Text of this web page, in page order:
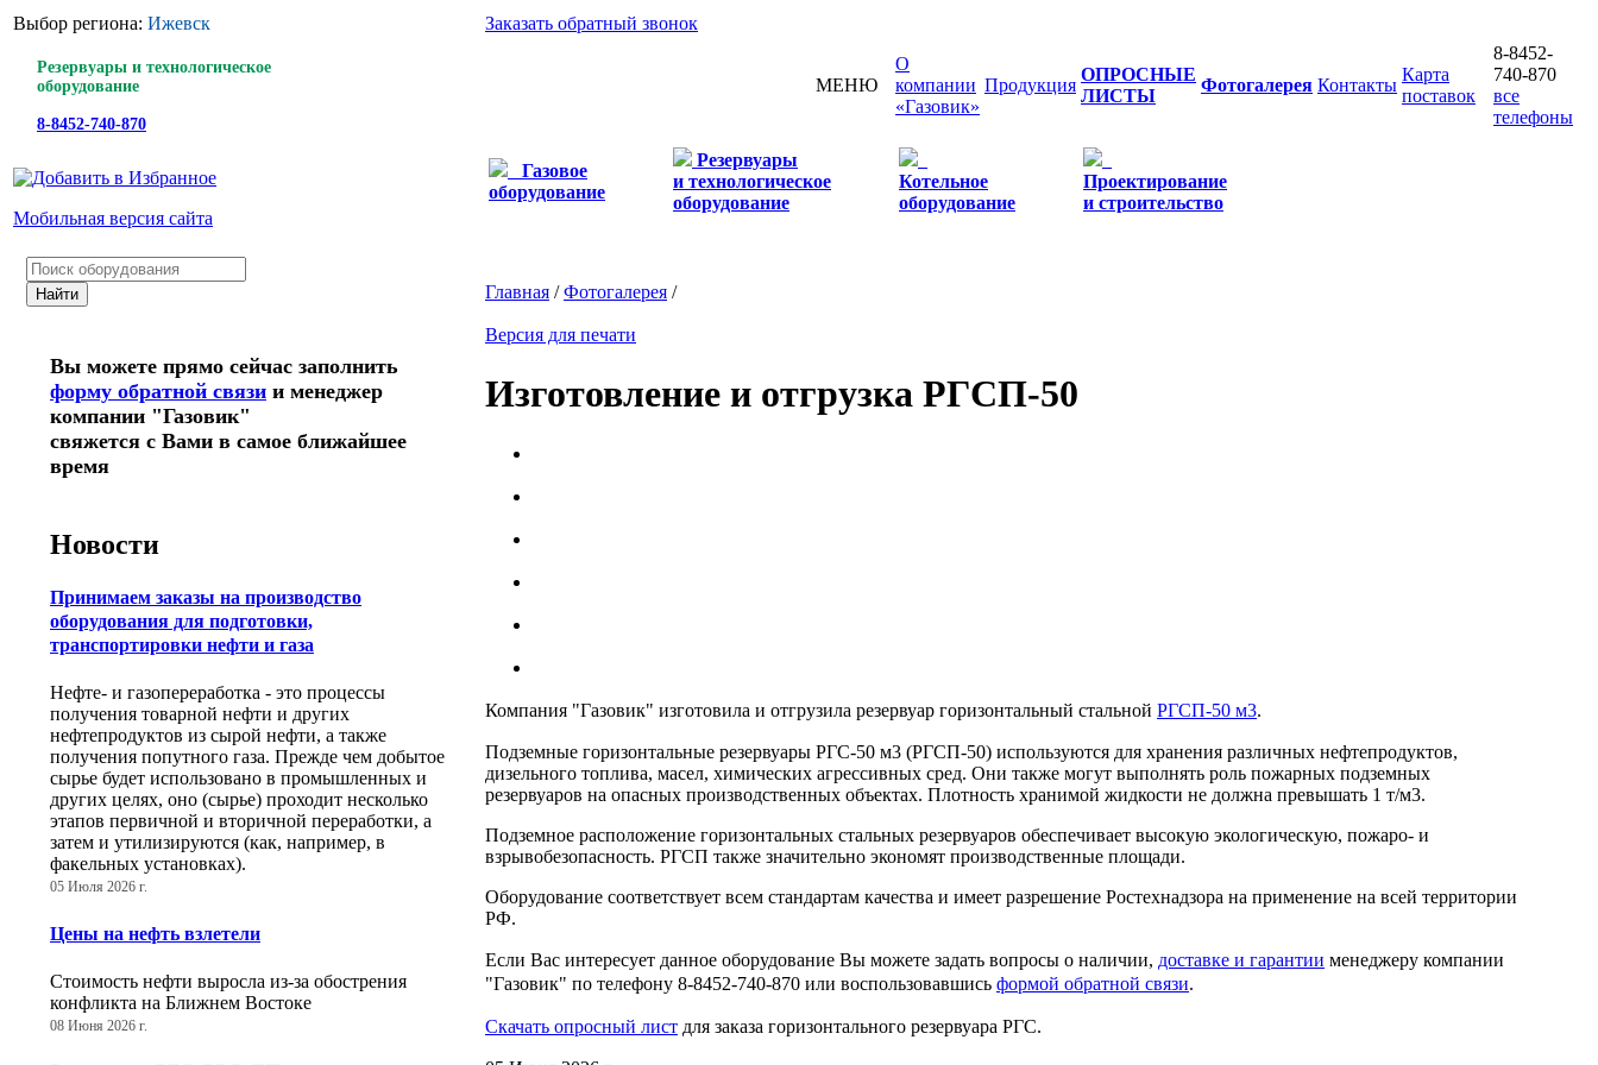
Выбор региона: Ижевск
Резервуары и технологическое
оборудование
8-8452-740-870
Мобильная версия сайта
Заказать обратный звонок
МЕНЮ
О
компании
«Газовик»
Продукция
ОПРОСНЫЕ
ЛИСТЫ
Фотогалерея Контакты
Карта
поставок
8-8452-
740-870
все
телефоны
Газовое
оборудование
Резервуары
и технологическое
оборудование
Котельное
оборудование
Проектирование
и строительство
Вы можете прямо сейчас заполнить
форму обратной связи и менеджер
компании "Газовик"
свяжется с Вами в самое ближайшее
время
Новости
Принимаем заказы на производство
оборудования для подготовки,
транспортировки нефти и газа
Нефте- и газопереработка - это процессы
получения товарной нефти и других
нефтепродуктов из сырой нефти, а также
получения попутного газа. Прежде чем добытое
сырье будет использовано в промышленных и
других целях, оно (сырье) проходит несколько
этапов первичной и вторичной переработки, а
затем и утилизируются (как, например, в
факельных установках).
05 Июля 2026 г.
Цены на нефть взлетели
Стоимость нефти выросла из-за обострения
конфликта на Ближнем Востоке
08 Июня 2026 г.
Главная /Фотогалерея /
Версия для печати
Изготовление и отгрузка РГСП-50
Компания "Газовик" изготовила и отгрузила резервуар горизонтальный стальной РГСП-50 м3.
Подземные горизонтальные резервуары РГС-50 м3 (РГСП-50) используются для хранения различных нефтепродуктов,
дизельного топлива, масел, химических агрессивных сред. Они также могут выполнять роль пожарных подземных
резервуаров на опасных производственных объектах. Плотность хранимой жидкости не должна превышать 1 т/м3.
Подземное расположение горизонтальных стальных резервуаров обеспечивает высокую экологическую, пожаро- и
взрывобезопасность. РГСП также значительно экономят производственные площади.
Оборудование соответствует всем стандартам качества и имеет разрешение Ростехнадзора на применение на всей территории
РФ.
Если Вас интересует данное оборудование Вы можете задать вопросы о наличии, доставке и гарантии менеджеру компании
"Газовик" по телефону 8-8452-740-870 или воспользовавшись формой обратной связи.
Скачать опросный лист для заказа горизонтального резервуара РГС.